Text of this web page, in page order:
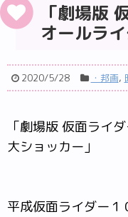
「劇場版
オールラ
2020/5/28 ・邦画,
「劇場版 仮面ライ
大ショッカー」
平成仮面ライダー